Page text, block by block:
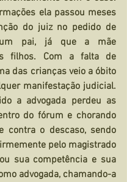
ela passou meses
do juiz no pedido de
pai, já que a mãe
filhos. Com a falta de
das crianças veio a óbito
manifestação judicial.
a advogada perdeu as
do fórum e chorando
contra o descaso, sendo
pelo magistrado
sua competência e sua
advogada, chamando-a